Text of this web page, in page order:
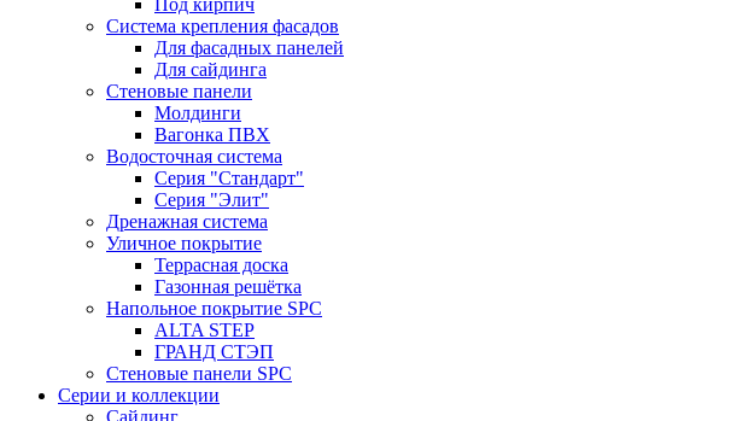
Под кирпич
Система крепления фасадов
Для фасадных панелей
Для сайдинга
Стеновые панели
Молдинги
Вагонка ПВХ
Водосточная система
Серия "Стандарт"
Серия "Элит"
Дренажная система
Уличное покрытие
Террасная доска
Газонная решётка
Напольное покрытие SPC
ALTA STEP
ГРАНД СТЭП
Стеновые панели SPC
Серии и коллекции
Сайдинг